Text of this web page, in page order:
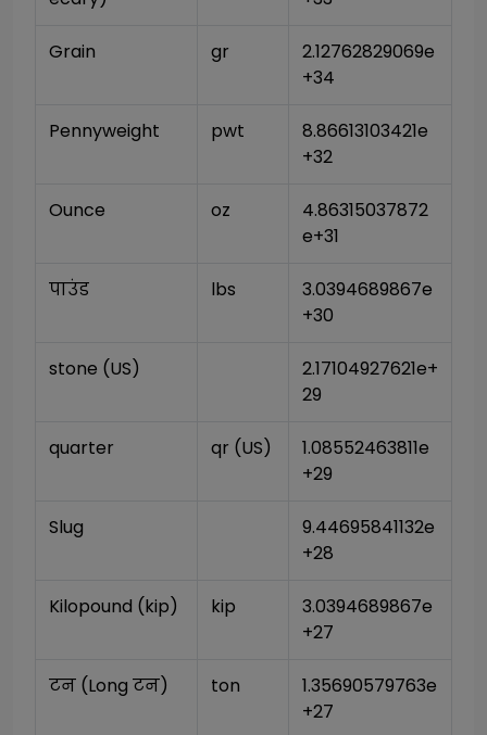
Grain gr
2.12762829069e
+34
Pennyweight pwt
8.86613103421e
+32
Ounce oz
4.86315037872
e+31
पाउंड lbs
3.0394689867e
+30
stone (US)
2.17104927621e+
29
quarter qr (US)
1.08552463811e
+29
Slug
9.44695841132e
+28
Kilopound (kip) kip
3.0394689867e
+27
टन (Long टन) ton
1.35690579763e
+27